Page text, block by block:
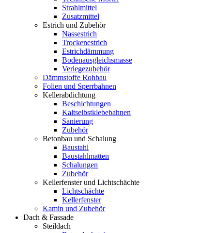
Strahlmittel
Zusatzmittel
Estrich und Zubehör
Nassestrich
Trockenestrich
Estrichdämmung
Bodenausgleichsmasse
Verlegezubehör
Dämmstoffe Rohbau
Folien und Sperrbahnen
Kellerabdichtung
Beschichtungen
Kaltselbstklebebahnen
Sanierung
Zubehör
Betonbau und Schalung
Baustahl
Baustahlmatten
Schalungen
Zubehör
Kellerfenster und Lichtschächte
Lichtschächte
Kellerfenster
Kamin und Zubehör
Dach & Fassade
Steildach